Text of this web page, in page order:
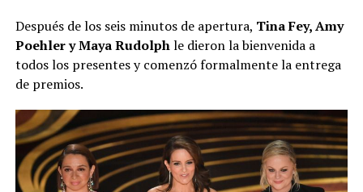
Después de los seis minutos de apertura, Tina Fey, Amy
Poehler y Maya Rudolphle dieron la bienvenida a
todos los presentes y comenzó formalmente la entrega
de premios.